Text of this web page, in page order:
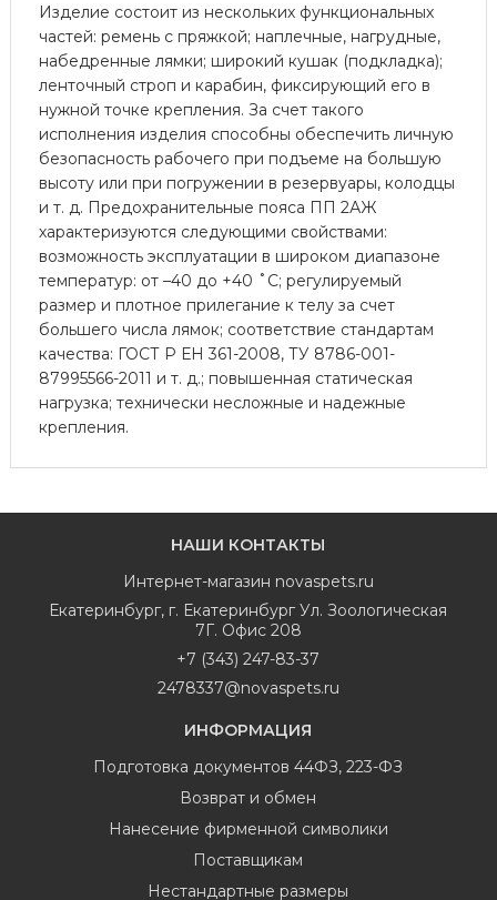
Изделие состоит из нескольких функциональных
частей: ремень с пряжкой; наплечные, нагрудные,
набедренные лямки; широкий кушак (подкладка);
ленточный строп и карабин, фиксирующий его в
нужной точке крепления. За счет такого
исполнения изделия способны обеспечить личную
безопасность рабочего при подъеме на большую
высоту или при погружении в резервуары, колодцы
и т. д. Предохранительные пояса ПП 2АЖ
характеризуются следующими свойствами:
возможность эксплуатации в широком диапазоне
температур: от –40 до +40 ˚С; регулируемый
размер и плотное прилегание к телу за счет
большего числа лямок; соответствие стандартам
качества: ГОСТ Р ЕН 361-2008, ТУ 8786-001-
87995566-2011 и т. д.; повышенная статическая
нагрузка; технически несложные и надежные
крепления.
НАШИ КОНТАКТЫ
Интернет-магазин novaspets.ru
Екатеринбург, г. Екатеринбург Ул. Зоологическая
7Г. Офис 208
+7 (343) 247-83-37
2478337@novaspets.ru
ИНФОРМАЦИЯ
Подготовка документов 44ФЗ, 223-ФЗ
Возврат и обмен
Нанесение фирменной символики
Поставщикам
Нестандартные размеры